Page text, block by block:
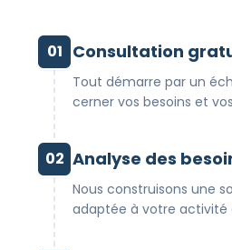
01 Consultation
Tout démarre par un
cerner vos besoins et
02 Analyse des
Nous construisons une
adaptée à votre activité